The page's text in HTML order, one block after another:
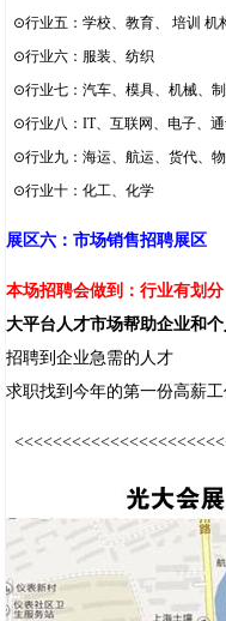
⊙行业五 ：学校、教育、 培训 机
⊙行业六：服装、纺织
⊙行业七：汽车、模具、机械、
⊙行业八 ：IT、互联网、电子、
⊙行业九：海运、航运、货代、
⊙行业十：化工、化学
展区六：市场销售招聘展区
本场招聘会做到：行业有划
大平台人才市场帮助企业和
招聘到企业急需的人才
求职找到今年的第一份高薪工